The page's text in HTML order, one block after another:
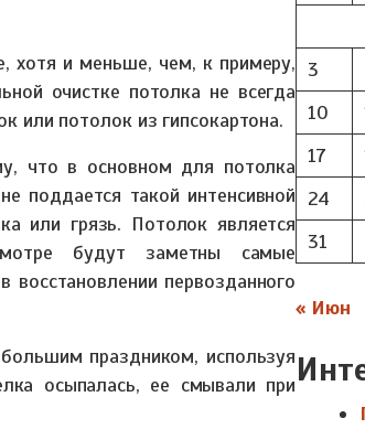
хотя и меньше, чем, к примеру,
очистке потолка не всегда
или потолок из гипсокартона.
что в основном для потолка
поддается такой интенсивной
или грязь. Потолок является
будут заметны самые
первозданного
праздником, используя
осыпалась, ее смывали при
3
10
17
24
31
« Июн